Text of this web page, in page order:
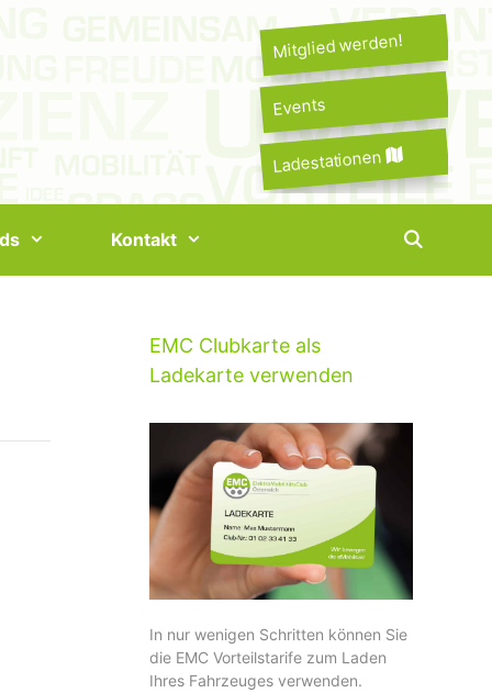
Mitglied werden!
Events
Ladestationen
Kontakt
EMC Clubkarte als
Ladekarte verwenden
In nur wenigen Schritten können Sie
die EMC Vorteilstarife zum Laden
Ihres Fahrzeuges verwenden.